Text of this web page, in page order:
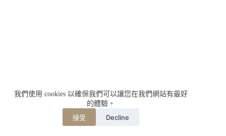
我們使用 cookies 以確保我們可以讓您在我們網站有最好
的體驗。
接受 Decline